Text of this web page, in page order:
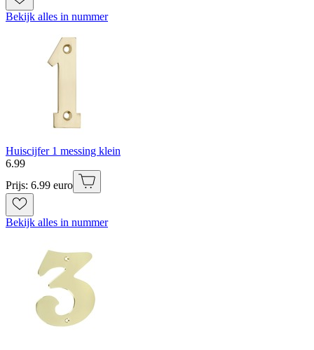
Bekijk alles in nummer
Huiscijfer 1 messing klein
6.99
Prijs: 6.99 euro
Bekijk alles in nummer